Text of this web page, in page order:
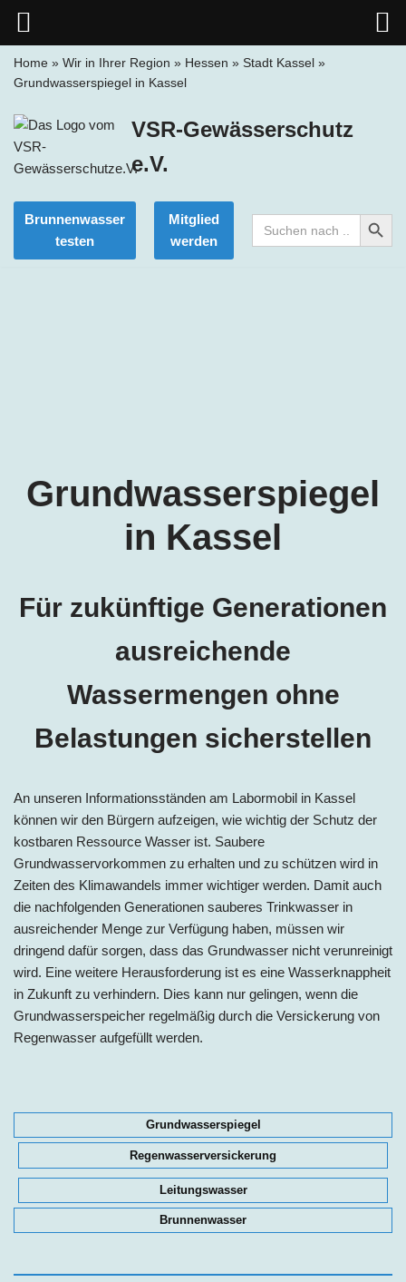
Inhalt
Home » Wir in Ihrer Region » Hessen » Stadt Kassel »
Grundwasserspiegel in Kassel
VSR-Gewässerschutz
e.V.
Brunnenwasser
testen
Mitglied
werden
Search
for:
Search Button
Grundwasserspiegel
in Kassel
Für zukünftige Generationen
ausreichende
Wassermengen ohne
Belastungen sicherstellen
An unseren Informationsständen am Labormobil in Kassel
können wir den Bürgern aufzeigen, wie wichtig der Schutz der
kostbaren Ressource Wasser ist. Saubere
Grundwasservorkommen zu erhalten und zu schützen wird in
Zeiten des Klimawandels immer wichtiger werden. Damit auch
die nachfolgenden Generationen sauberes Trinkwasser in
ausreichender Menge zur Verfügung haben, müssen wir
dringend dafür sorgen, dass das Grundwasser nicht verunreinigt
wird. Eine weitere Herausforderung ist es eine Wasserknappheit
in Zukunft zu verhindern. Dies kann nur gelingen, wenn die
Grundwasserspeicher regelmäßig durch die Versickerung von
Regenwasser aufgefüllt werden.
Grundwasserspiegel
Regenwasserversickerung
Leitungswasser
Brunnenwasser